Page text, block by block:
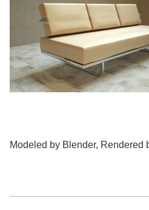
Modeled by Blender, Rendered